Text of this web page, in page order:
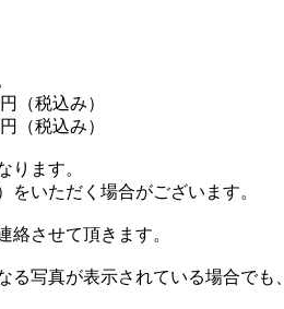
（税込み）
（税込み）
ります。
いただく場合がございます。
絡させて頂きます。
写真が表示されている場合で